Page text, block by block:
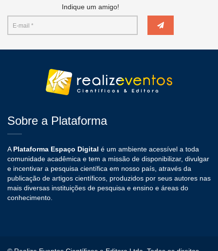
Indique um amigo!
Sobre a Plataforma
APlataforma Espaço Digital é um ambiente acessível a toda
comunidade acadêmica e tem a missão de disponibilizar, divulgar
e incentivar a pesquisa científica em nosso país, através da
publicação de artigos científicos, produzidos por seus autores nas
mais diversas instituições de pesquisa e ensino e áreas do
conhecimento.